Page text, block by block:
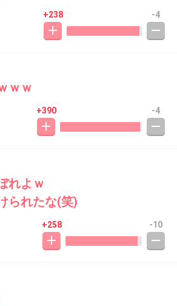
+238 -4
ｗｗ
+390 -4
れよｗ
られたな(笑)
+258 -10